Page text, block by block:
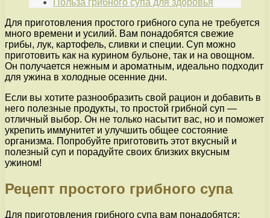
Польза грибного супа для здоровья
Для приготовления простого грибного супа не требуется
много времени и усилий. Вам понадобятся свежие
грибы, лук, картофель, сливки и специи. Суп можно
приготовить как на курином бульоне, так и на овощном.
Он получается нежным и ароматным, идеально подходит
для ужина в холодные осенние дни.
Если вы хотите разнообразить свой рацион и добавить в
него полезные продукты, то простой грибной суп —
отличный выбор. Он не только насытит вас, но и поможет
укрепить иммунитет и улучшить общее состояние
организма. Попробуйте приготовить этот вкусный и
полезный суп и порадуйте своих близких вкусным
ужином!
Рецепт простого грибного супа
Для приготовления грибного супа вам понадобятся: